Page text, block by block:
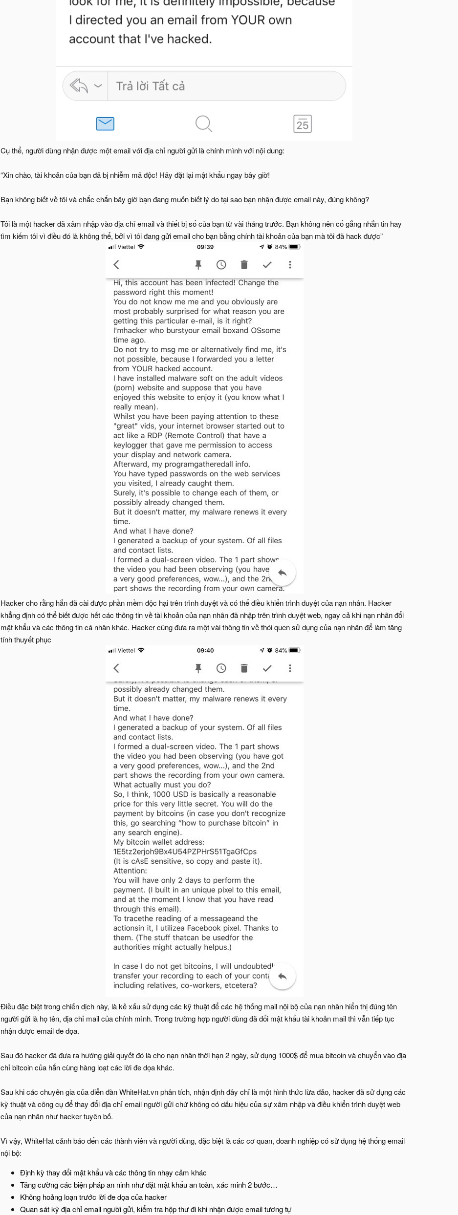
Cụ thể, người dùng nhận được một email với địa chỉ người gửi là chính mình với nội dung:
“Xin chào, tài khoản của bạn đã bị nhiễm mã độc! Hãy đặt lại mật khẩu ngay bây giờ!
Bạn không biết về tôi và chắc chắn bây giờ bạn đang muốn biết lý do tại sao bạn nhận được email này, đúng không?
Tôi là một hacker đã xâm nhập vào địa chỉ email và thiết bị số của bạn từ vài tháng trước. Bạn không nên cố gắng nhắn tin hay
tìm kiếm tôi vì điều đó là không thể, bởi vì tôi đang gửi email cho bạn bằng chính tài khoản của bạn mà tôi đã hack được”
Hacker cho rằng hắn đã cài được phần mềm độc hại trên trình duyệt và có thể điều khiển trình duyệt của nạn nhân. Hacker
khẳng định có thể biết được hết các thông tin về tài khoản của nạn nhân đã nhập trên trình duyệt web, ngay cả khi nạn nhân đổi
mật khẩu và các thông tin cá nhân khác. Hacker cũng đưa ra một vài thông tin về thói quen sử dụng của nạn nhân để làm tăng
tính thuyết phục
Điều đặc biệt trong chiến dịch này, là kẻ xấu sử dụng các kỹ thuật để các hệ thống mail nội bộ của nạn nhân hiển thị đúng tên
người gửi là họ tên, địa chỉ mail của chính mình. Trong trường hợp người dùng đã đổi mật khẩu tài khoản mail thì vẫn tiếp tục
nhận được email đe dọa.
Sau đó hacker đã đưa ra hướng giải quyết đó là cho nạn nhân thời hạn 2 ngày, sử dụng 1000$ để mua bitcoin và chuyển vào địa
chỉ bitcoin của hắn cùng hàng loạt các lời đe dọa khác.
Sau khi các chuyên gia của diễn đàn WhiteHat.vn phân tích, nhận định đây chỉ là một hình thức lừa đảo, hacker đã sử dụng các
kỹ thuật và công cụ để thay đổi địa chỉ email người gửi chứ không có dấu hiệu của sự xâm nhập và điều khiển trình duyệt web
của nạn nhân như hacker tuyên bố.
Vì vậy, WhiteHat cảnh báo đến các thành viên và người dùng, đặc biệt là các cơ quan, doanh nghiệp có sử dụng hệ thống email
nội bộ:
Định kỳ thay đổi mật khẩu và các thông tin nhạy cảm khác
Tăng cường các biện pháp an ninh như đặt mật khẩu an toàn, xác minh 2 bước…
Không hoảng loạn trước lời đe dọa của hacker
Quan sát kỹ địa chỉ email người gửi, kiểm tra hộp thư đi khi nhận được email tương tự